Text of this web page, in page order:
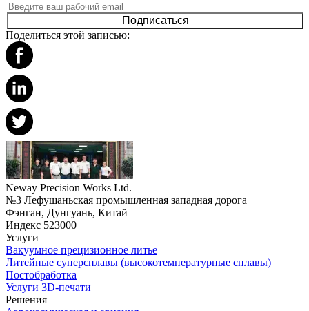
Подписаться
Поделиться этой записью:
Neway Precision Works Ltd.
№3 Лефушаньская промышленная западная дорога
Фэнган, Дунгуань, Китай
Индекс 523000
Услуги
Вакуумное прецизионное литье
Литейные суперсплавы (высокотемпературные сплавы)
Постобработка
Услуги 3D-печати
Решения